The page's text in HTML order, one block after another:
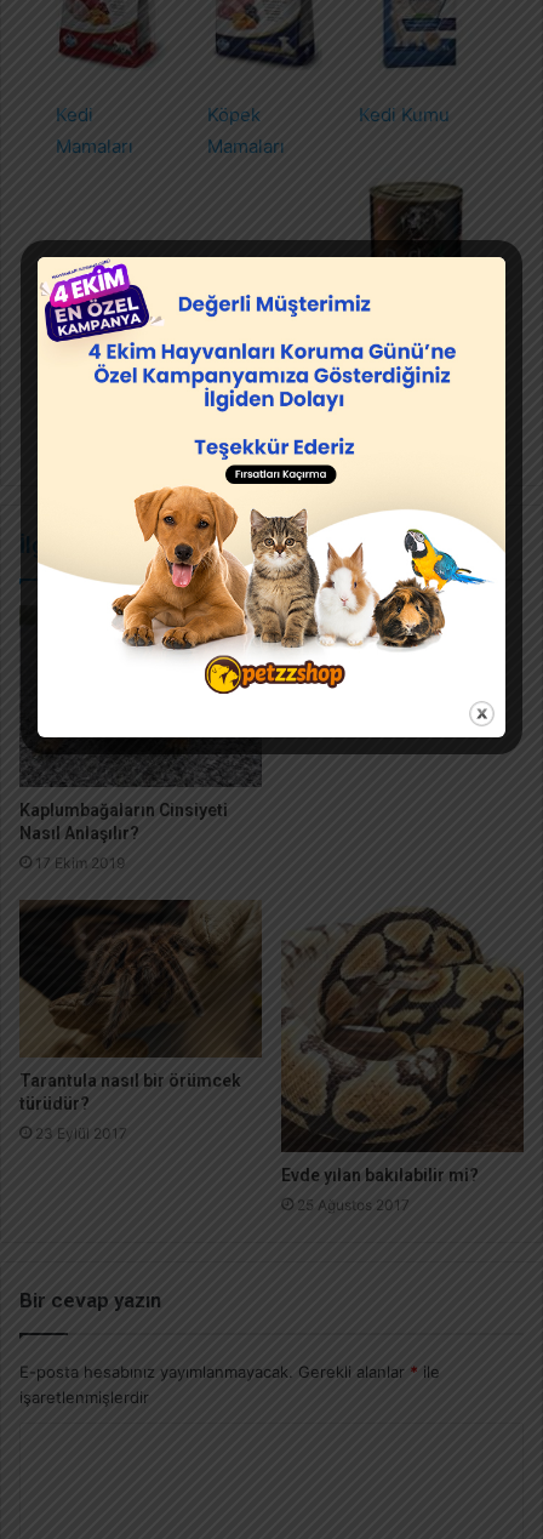
Kedi
Mamaları
Köpek
Mamaları
Kedi Kumu
Köpek
İlgili Makaleler
Kaplumbağaların Cinsiyeti
Nasıl Anlaşılır?
17 Ekim 2019
Kırmızı Yanaklı Su
Kaplumbağası
Tarantula nasıl bir örümcek
türüdür?
23 Eylül 2017
Evde yılan bakılabilir mi?
25 Ağustos 2017
Bir cevap yazın
E-posta hesabınız yayımlanmayacak. Gerekli alanlar * ile
işaretlenmişlerdir